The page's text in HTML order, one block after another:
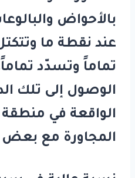
بالأحواض
عند نقطة ما
تماماً وتسدّد
الوصول إلى تلك
الواقعة في
المجاورة مع بعض